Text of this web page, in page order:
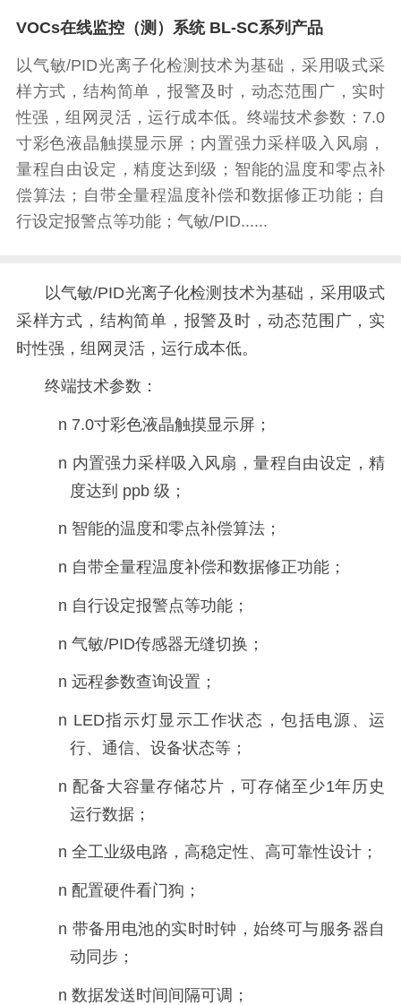
VOCs在线监控（测）系统 BL-SC系列产品
以气敏/PID光离子化检测技术为基础，采用吸式采
样方式，结构简单，报警及时，动态范围广，实时
性强，组网灵活，运行成本低。终端技术参数：7.0
寸彩色液晶触摸显示屏；内置强力采样吸入风扇，
量程自由设定，精度达到级；智能的温度和零点补
偿算法；自带全量程温度补偿和数据修正功能；自
行设定报警点等功能；气敏/PID......
以气敏/PID光离子化检测技术为基础，采用吸式
采样方式，结构简单，报警及时，动态范围广，实
时性强，组网灵活，运行成本低。
终端技术参数：
n 7.0寸彩色液晶触摸显示屏；
n 内置强力采样吸入风扇，量程自由设定，精
度达到 ppb 级；
n 智能的温度和零点补偿算法；
n 自带全量程温度补偿和数据修正功能；
n 自行设定报警点等功能；
n气敏/PID传感器无缝切换；
n 远程参数查询设置；
n LED指示灯显示工作状态，包括电源、运
行、通信、设备状态等；
n配备大容量存储芯片，可存储至少1年历史
运行数据；
n 全工业级电路，高稳定性、高可靠性设计；
n 配置硬件看门狗；
n 带备用电池的实时时钟，始终可与服务器自
动同步；
n 数据发送时间间隔可调；